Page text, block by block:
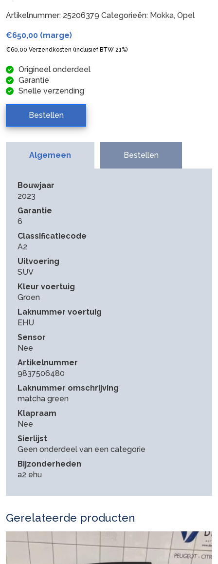
Artikelnummer: 25206379 Categorieën: Mokka, Opel
€650,00 (marge)
€60,00 Verzendkosten (inclusief BTW 21%)
Origineel onderdeel
Garantie
Snelle verzending
Bestellen
Algemeen Bestellen
Bouwjaar
2023
Garantie
6
Classificatiecode
A2
Uitvoering
SUV
Kleur voertuig
Groen
Laknummer voertuig
EHU
Sensor
Nee
Artikelnummer
9837506480
Laknummer omschrijving
matcha green
Klapraam
Nee
Sierlijst
Geen onderdeel van een categorie
Bijzonderheden
a2 ehu
Gerelateerde producten